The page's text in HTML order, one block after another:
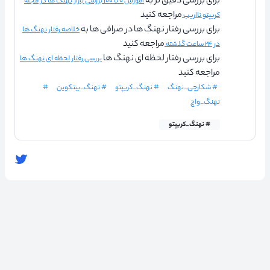
کریپتو نااریبمراجعه کنید
برای بررسی رفتار نهنگ ها در صرافی ها بهخلاصه رفتار نهنگ ها
در ۲۴ ساعت گذشته
مراجعه کنید
برای بررسی رفتار لحظه ای نهنگ هابررسی رفتار لحظه ای نهنگ ها
مراجعه کنید
# شکارچی_نهنگ # نهنگ_کریپتو # نهنگ_بیتکوین
#
نهنگ_واچ
# نهنگ_کریپتو